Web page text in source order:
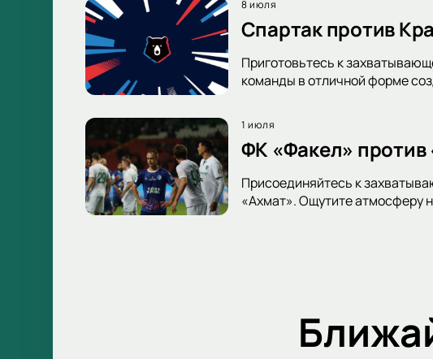
8 июля
Спартак против
Приготовьтесь к
команды в отличной форме
1 июля
ФК «Факел» против
Присоединяйтесь к
«Ахмат». Ощутите атмосферу